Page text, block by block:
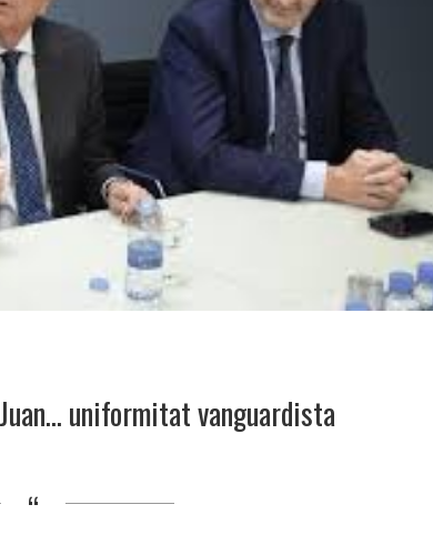
uniformitat vanguardista